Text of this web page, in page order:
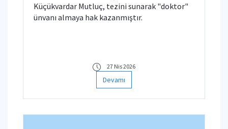
Küçükvardar Mutluç, tezini sunarak "doktor"
ünvanı almaya hak kazanmıştır.
27 Nis 2026
Devamı